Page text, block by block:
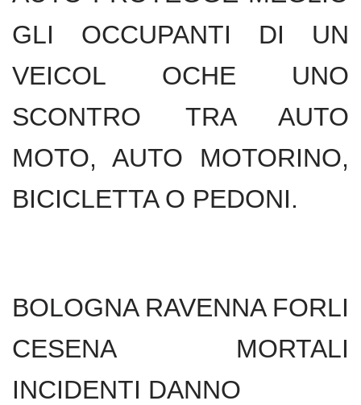
GLI OCCUPANTI DI UN
VEICOL OCHE UNO
SCONTRO TRA AUTO
MOTO, AUTO MOTORINO,
BICICLETTA O PEDONI.
BOLOGNA RAVENNA FORLI
CESENA MORTALI
INCIDENTI DANNO